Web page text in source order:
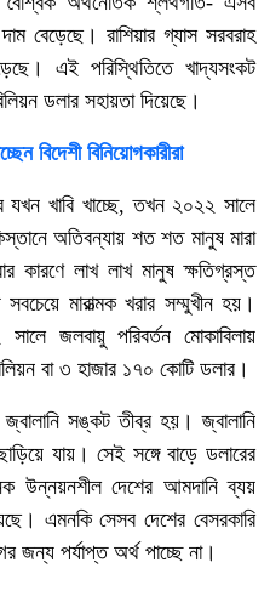
বেড়েছে। রাশিয়ার গ্যাস সরবরাহ
এই পরিস্থিতিতে খাদ্যসংকট
ডলার সহায়তা দিয়েছে।
বিদেশী বিনিয়োগকারীরা
যখন খাবি খাচ্ছে, তখন ২০২২ সালে
অতিবন্যায় শত শত মানুষ মারা
কারণে লাখ লাখ মানুষ ক্ষতিগ্রস্ত
মারাত্মক খরার সম্মুখীন হয়।
জলবায়ু পরিবর্তন মোকাবিলায়
বা ৩ হাজার ১৭০ কোটি ডলার।
সঙ্কট তীব্র হয়। জ্বালানি
যায়। সেই সঙ্গে বাড়ে ডলারের
উন্নয়নশীল দেশের আমদানি ব্যয়
এমনকি সেসব দেশের বেসরকারি
জন্য পর্যাপ্ত অর্থ পাচ্ছে না।